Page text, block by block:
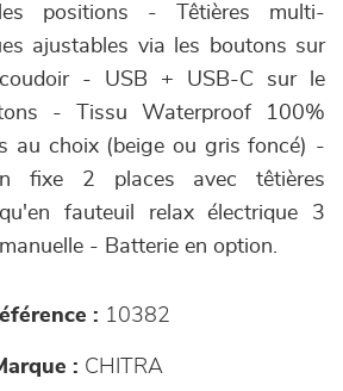
positions - Têtières multi-
ajustables via les boutons sur
- USB + USB-C sur le
- Tissu Waterproof 100%
au choix (beige ou gris foncé) -
fixe 2 places avec têtières
fauteuil relax électrique 3
- Batterie en option.
: 10382
: CHITRA